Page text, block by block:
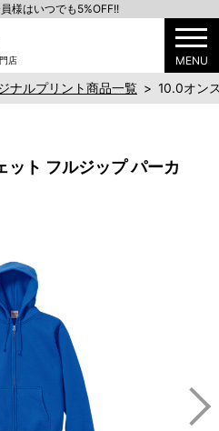
店 MENU
様はいつでも5%OFF!!
ナルプリント商品一覧 > 10.0オン
ト フルジップ パーカ